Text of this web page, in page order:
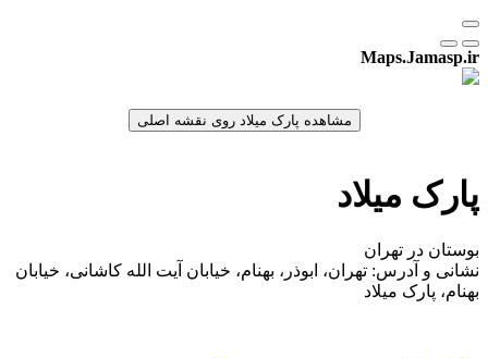
Maps.Jamasp.ir
پارک میلاد
بوستان در تهران
نشانی و آدرس: تهران، ابوذر، بهنام، خیابان آیت الله کاشانی، خیابان
بهنام، پارک میلاد